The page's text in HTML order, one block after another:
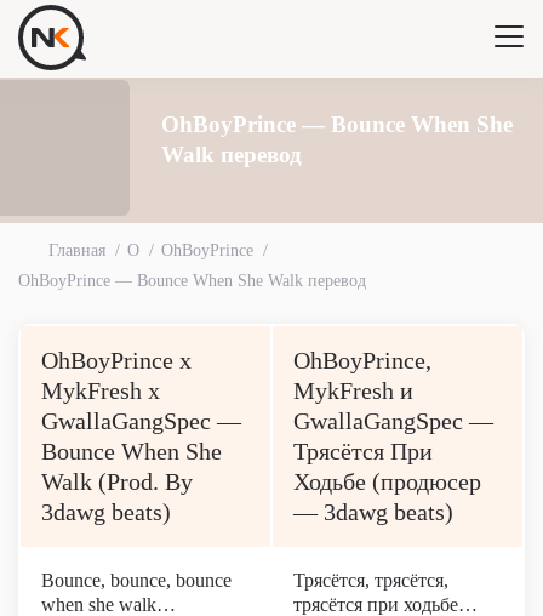
OhBoyPrince — Bounce When She
Walk перевод
Главная O
OhBoyPrince
OhBoyPrince — Bounce When She Walk перевод
OhBoyPrince x
MykFresh x
GwallaGangSpec —
Bounce When She
Walk (Prod. By
3dawg beats)
OhBoyPrince,
MykFresh и
GwallaGangSpec —
Трясётся При
Ходьбе (продюсер
— 3dawg beats)
Bounce, bounce, bounce
when she walk…
Трясётся, трясётся,
трясётся при ходьбе…